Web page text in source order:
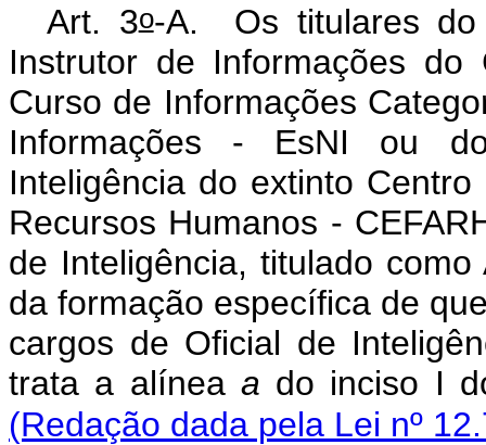
Art. 3o-A. Os titulares
Instrutor de Informações do
Curso de Informações
Informações - EsNI ou
Inteligência do extinto
Recursos Humanos -
de Inteligência, titulado
da formação específica de
cargos de Oficial de
trata a alínea a do inciso I
(Redação dada pela Lei nº